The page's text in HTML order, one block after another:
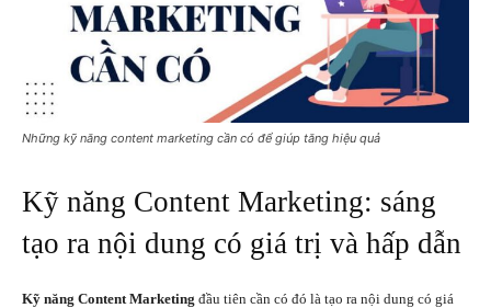
Những kỹ năng content marketing cần có để giúp tăng hiệu quả
Kỹ năng Content Marketing: sáng
tạo ra nội dung có giá trị và hấp dẫn
Kỹ năng Content Marketing đầu tiên cần có đó là tạo ra nội dung có giá